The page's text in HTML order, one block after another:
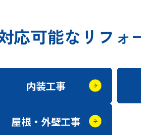
応可能なリフォ
内装工事
屋根・外壁工事